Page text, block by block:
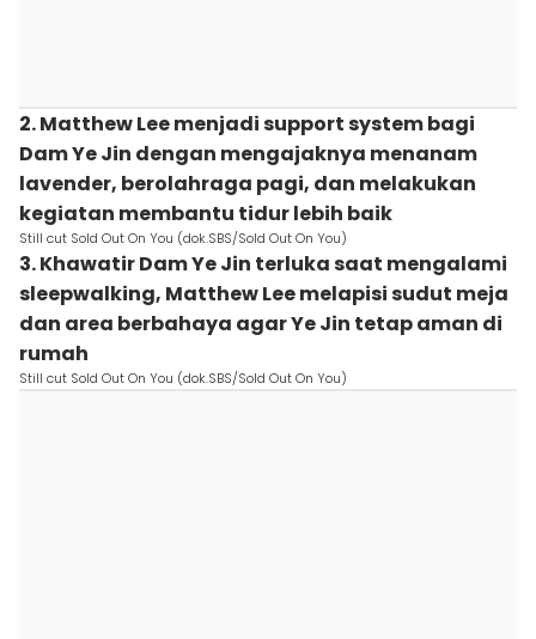
2. Matthew Lee menjadi support system bagi
Dam Ye Jin dengan mengajaknya menanam
lavender, berolahraga pagi, dan melakukan
kegiatan membantu tidur lebih baik
Still cut Sold Out On You (dok.SBS/Sold Out On You)
3. Khawatir Dam Ye Jin terluka saat mengalami
sleepwalking, Matthew Lee melapisi sudut meja
dan area berbahaya agar Ye Jin tetap aman di
rumah
Still cut Sold Out On You (dok.SBS/Sold Out On You)